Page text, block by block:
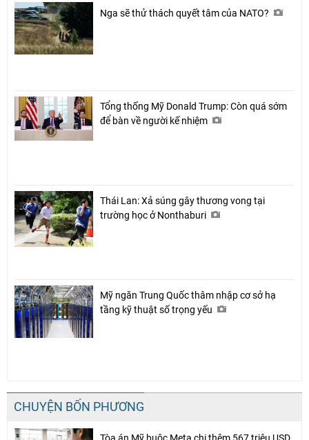
Nga sẽ thử thách quyết tâm của NATO?
Tổng thống Mỹ Donald Trump: Còn quá sớm
để bàn về người kế nhiệm
Thái Lan: Xả súng gây thương vong tại
trường học ở Nonthaburi
Mỹ ngăn Trung Quốc thâm nhập cơ sở hạ
tầng kỹ thuật số trọng yếu
CHUYỆN BỐN PHƯƠNG